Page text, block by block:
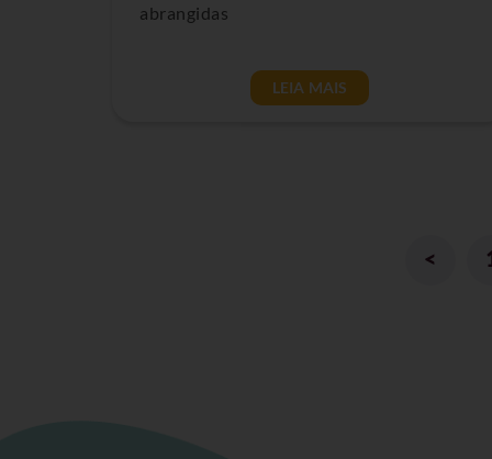
abrangidas
LEIA MAIS
<